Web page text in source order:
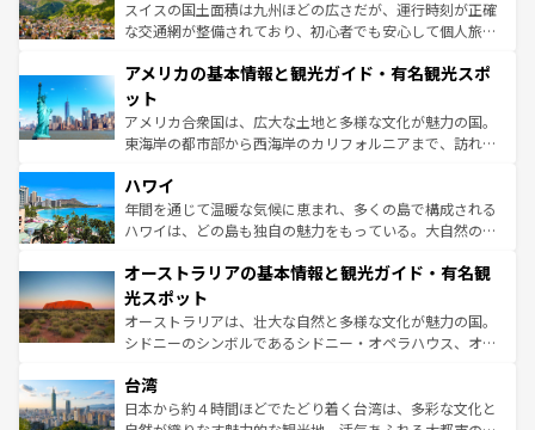
ドイツ情報はコンテンツ一覧を参照してほしい。
ティー、ビール好きにはたまらない英国パブ、サッカー観
戦など、本場だからこそできる体験も豊富。イギリスを旅
ンツ一覧を参照してほしい。
スイスの国土面積は九州ほどの広さだが、運行時刻が正確
な交通網が整備されており、初心者でも安心して個人旅行
の建物がそのまま残る町や、スイスならではのユニークな
博物館もあり、アルプス観光だけでなく町歩きも満喫する
ことができる。国民の所得が高いため物価も高いが、旅行
者向けの交通パス提供のサービスもあり、うまく活用すれ
着のスイス情報は
アメリカの基本情報と観光ガイド・有名観光スポ
ット
アメリカ合衆国は、広大な土地と多様な文化が魅力の国。
東海岸の都市部から西海岸のカリフォルニアまで、訪れる
のような巨大都市は、観光、ショッピング、エンターテイ
ンメントが詰まった刺激的なスポットだ。一方、アメリカ
西部には大自然が広がり、グランドキャニオンやイエロー
部のニューオーリンズでは、音楽と美食が融合した独特の
文化が魅力。旅行者はアメリカの各地域で異なる魅力を楽
しみながら、その多様性と豊かな歴史を感じることができ
るだろう。車でのロードトリップや列車の旅も、アメリカ
情報は
ハワイ
年間を通じて温暖な気候に恵まれ、多くの島で構成される
ハワイは、どの島も独自の魅力をもっている。大自然の神
ワイ島は見逃せない。また、定番の観光地といえばオアフ
島だが、静かな自然を求めるならマウイ島やカウアイ島が
おすすめ。エメラルドグリーンに輝く海をはじめ、豊かな
文化や歴史が息づいている。「アロハスピリット」と呼ば
人々、おいしいローカルフードやハワイアンミュージッ
ク、伝統的なフラダンスなど、すべてがハワイの魅力を彩
っている。訪れるたびに新しい発見と感動が待っているハ
オーストラリアの基本情報と観光ガイド・有名観
光スポット
オーストラリアは、壮大な自然と多様な文化が魅力の国。
シドニーのシンボルであるシドニー・オペラハウス、オー
リアリーフや大陸中央部にそびえるウルル（エアーズロッ
ク）、タスマニアの美しい原生林やケアンズの熱帯雨林な
台湾
日本から約４時間ほどでたどり着く台湾は、多彩な文化と